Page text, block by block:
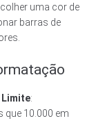
uma cor de
barras de
Limite:
que 10.000 em